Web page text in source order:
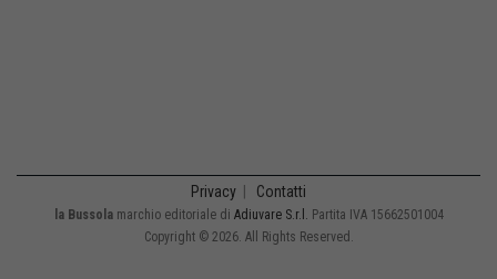
Privacy Contatti
la Bussolamarchio editoriale di Adiuvare S.r.l. Partita IVA 15662501004
Copyright © 2026. All Rights Reserved.